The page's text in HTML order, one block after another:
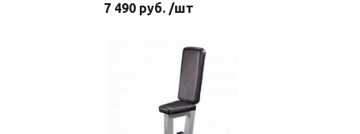
7 490 руб. /шт